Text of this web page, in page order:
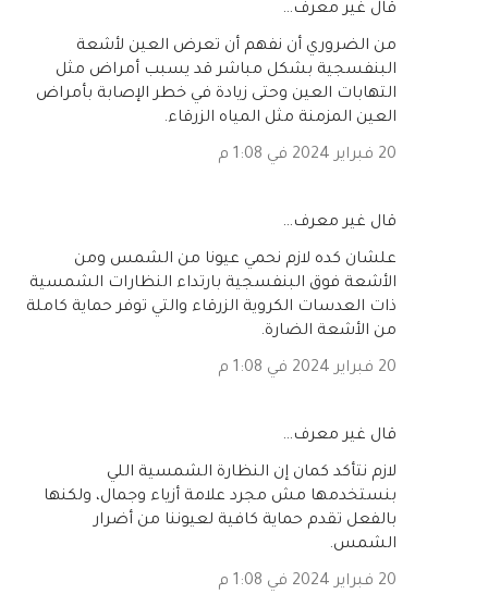
‏قال غير معرف…
من الضروري أن نفهم أن تعرض العين لأشعة
البنفسجية بشكل مباشر قد يسبب أمراض مثل
التهابات العين وحتى زيادة في خطر الإصابة بأمراض
العين المزمنة مثل المياه الزرقاء.
20 فبراير 2024 في 1:08 م
‏قال غير معرف…
علشان كده لازم نحمي عيونا من الشمس ومن
الأشعة فوق البنفسجية بارتداء النظارات الشمسية
ذات العدسات الكروية الزرقاء والتي توفر حماية كاملة
من الأشعة الضارة.
20 فبراير 2024 في 1:08 م
‏قال غير معرف…
لازم نتأكد كمان إن النظارة الشمسية اللي
بنستخدمها مش مجرد علامة أزياء وجمال، ولكنها
بالفعل تقدم حماية كافية لعيوننا من أضرار
الشمس.
20 فبراير 2024 في 1:08 م